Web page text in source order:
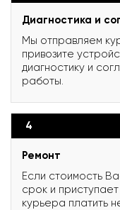
Диагностика и
Мы отправляем
привозите
диагностику и
работы.
4
Ремонт
Если стоимость
срок и
курьера платить